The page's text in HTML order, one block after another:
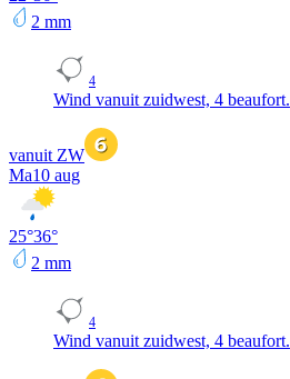
2 mm
4
Wind vanuit zuidwest, 4 beaufort.
vanuit ZW
Ma10 aug
25°36°
2 mm
4
Wind vanuit zuidwest, 4 beaufort.